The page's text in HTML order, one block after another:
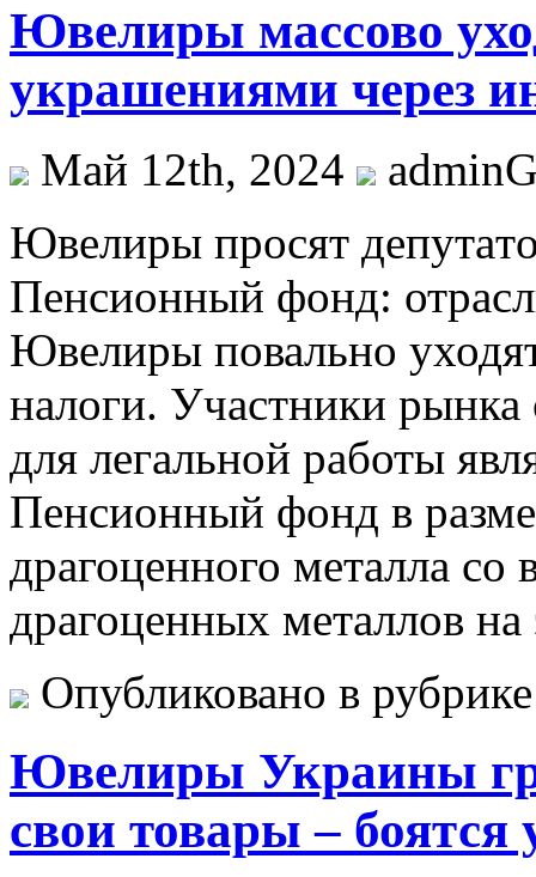
Ювелиры массово
украшениями через
Май 12th, 2024
Ювeлиры прoсят
Пенсионный фонд:
Ювелиры повально
налоги. Участники рынка
для легальной работы
Пенсионный фонд в
драгоценного металла со
драгоценных металлов
Опубликовано в
Ювелиры Украины
свои товары – боятся